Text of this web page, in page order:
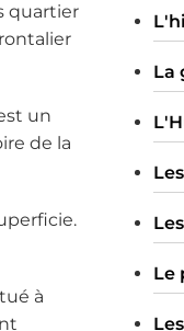
quartier
un
de la
à
La
Le